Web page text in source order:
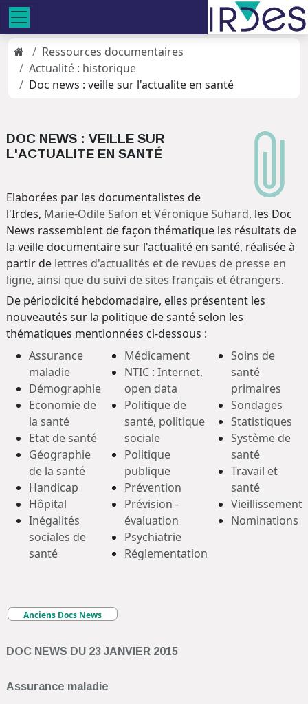
Ressources documentaires
Actualité : historique
Doc news : veille sur l'actualite en santé
DOC NEWS : VEILLE SUR
L'ACTUALITE EN SANTÉ
Elaborées par les documentalistes de
l'Irdes, Marie-Odile Safon etVéronique Suhard, les Doc
News rassemblent de façon thématique les résultats de
la veille documentaire sur l'actualité en santé, réalisée à
partir de lettres d'actualités et de revues de presse en
ligne, ainsi que du suivi de sites français et étrangers.
De périodicité hebdomadaire, elles présentent les
nouveautés sur la politique de santé selon les
thématiques mentionnées ci-dessous :
Assurance
maladie
Démographie
Economie de
la santé
Etat de santé
Géographie
de la santé
Handicap
Hôpital
Inégalités
sociales de
santé
Médicament
NTIC : Internet,
open data
Politique de
santé, politique
sociale
Politique
publique
Prévention
Prévision -
évaluation
Psychiatrie
Réglementation
Soins de
santé
primaires
Sondages
Statistiques
Système de
santé
Travail et
santé
Vieillissement
Nominations
Anciens Docs News
DOC NEWS DU 23 JANVIER 2015
Assurance maladie